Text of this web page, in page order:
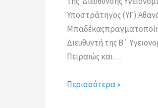
Υποστράτηγος (ΥΓ)
Διευθυντή της Β΄
Πειραιώς και…
Περισσότερα »